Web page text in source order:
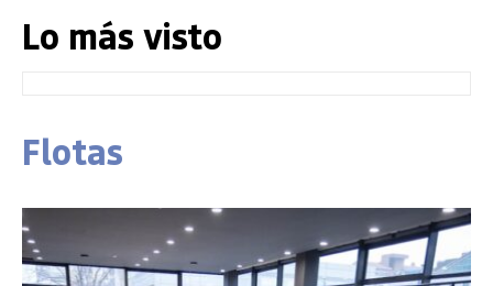
Lo más visto
Flotas